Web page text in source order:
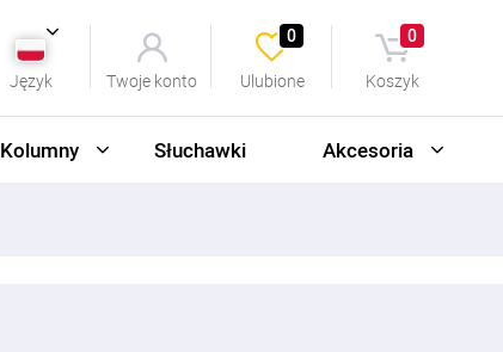
Język Twoje konto Ulubione
0
Koszyk
0
Kolumny Słuchawki Akcesoria